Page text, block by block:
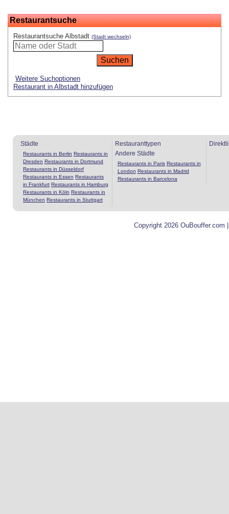
Restaurantsuche
Restaurantsuche Albstadt (Stadt wechseln)
Weitere Suchoptionen
Restaurant in Albstadt hinzufügen
Städte
Restaurants in Berlin Restaurants in
Dresden Restaurants in Dortmund
Restaurants in Düsseldorf
Restaurants in Essen Restaurants
in Frankfurt Restaurants in Hamburg
Restaurants in Köln Restaurants in
München Restaurants in Stuttgart
Restauranttypen
Andere Städte
Restaurants in Paris Restaurants in
London Restaurants in Madrid
Restaurants in Barcelona
Copyright 2026 OuBouffer.com